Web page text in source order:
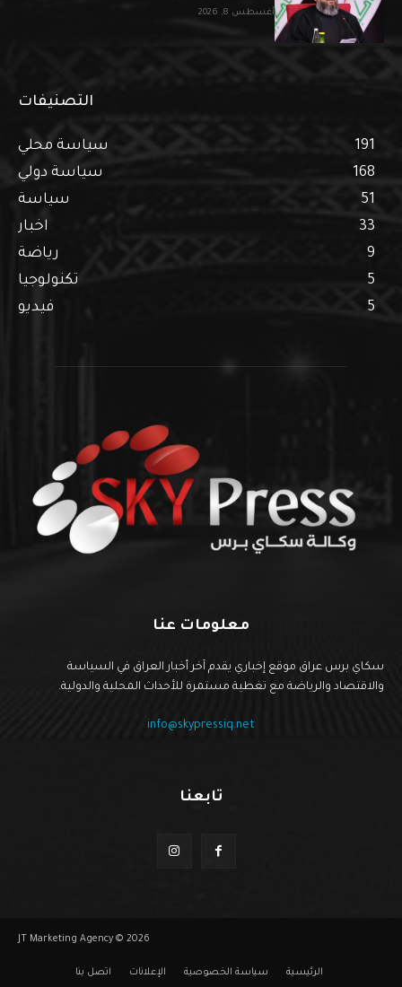
أغسطس 8, 2026
التصنيفات
سياسة محلي
191
سياسة دولي
168
سياسة
51
اخبار
33
رياضة
9
تكنولوجيا
5
فيديو
5
معلومات عنا
سكاي برس عراق موقع إخباري يقدم آخر أخبار العراق في السياسة
والاقتصاد والرياضة مع تغطية مستمرة للأحداث المحلية والدولية.
info@skypressiq.net
تابعنا
JT Marketing Agency © 2026
الرئيسية سياسة الخصوصية الإعلانات اتصل بنا